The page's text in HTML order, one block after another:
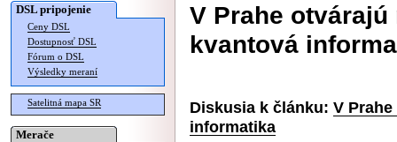
DSL pripojenie
Ceny DSL
Dostupnosť DSL
Fórum o DSL
Výsledky meraní
Satelitná mapa SR
Merače
V Prahe
kvantová
Diskusia k článku: V
informatika